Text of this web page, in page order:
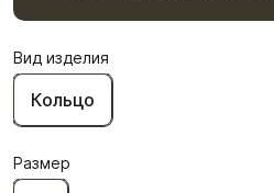
Вид изделия
Кольцо
Размер